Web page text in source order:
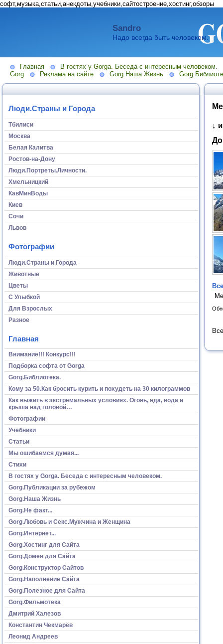
софт,музыка,статьи,анекдоты,учебники,сайтостроение,хостинг,обзоры
Sandro
Надо всегда быть человеком.
Главная
В гостях у Gorga. Беседа с интересным человеком.
Gorg
Реклама на сайте Gorg.Наша Жизнь
Люди.Страны и Города
Тбилиси
Москва
Белая Калитва
Ростов-на-Дону
Люди.Портреты.Личности.
Хмельницкий
КавМинВоды
Киев
Сочи
Львов
Фотографии
Люди.Страны и Города
Животные
Цветы
С Улыбкой
Для Взрослых
Разное
Главная
Внимание!!! Конкурс!!!
Подборка софта от Gorga
Gorg.Библиотека.
Кому за 50.Как бросить курить и похудеть на 30 килограммов
Как выжить в экстремальных условиях. Огонь, еда, вода и
крыша над головой…
Фотографии
Учебники
Статьи
Мы ошибаемся думая...
Стихи
В гостях у Gorga. Беседа с интересным человеком.
Gorg.Публикации за рубежом
Gorg.Наша Жизнь
Gorg.Не факт...
Gorg.Любовь и Секс.Мужчина и Женщина
Gorg.Интернет...
Gorg.Хостинг для Сайта
Gorg.Домен для Сайта
Gorg.Конструктор Сайтов
Gorg.Наполнение Сайта
Gorg.Полезное для Сайта
Gorg.Фильмотека
Дмитрий Халезов
Константин Чекмарёв
Леонид Андреев
↓